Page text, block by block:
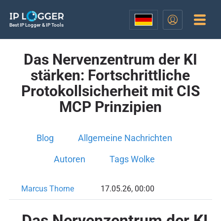
Best IP Logger & IP Tools
Das Nervenzentrum der KI
stärken: Fortschrittliche
Protokollsicherheit mit CIS
MCP Prinzipien
Blog Allgemeine Nachrichten
Autoren Tags Wolke
Marcus Thorne 17.05.26, 00:00